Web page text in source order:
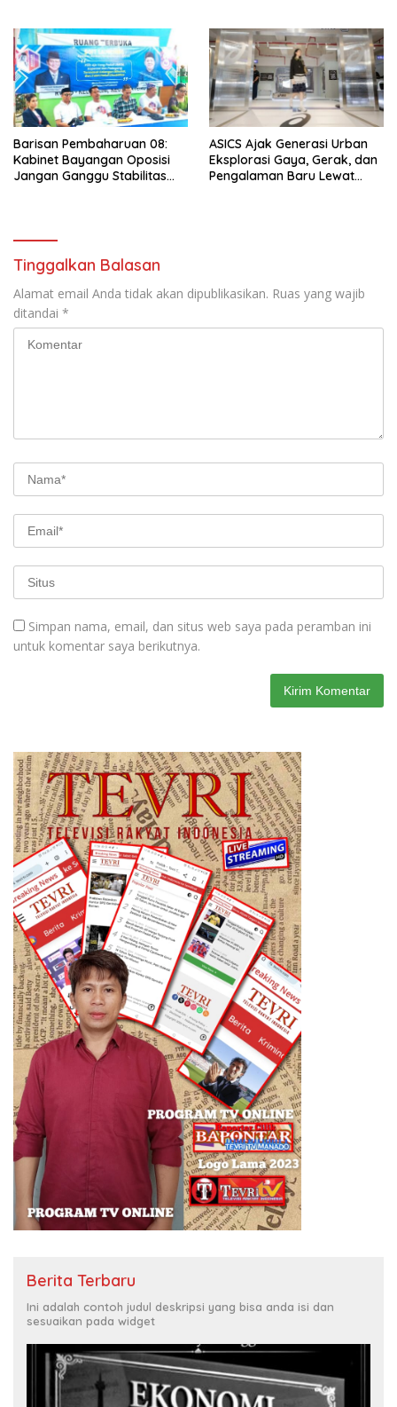
Barisan Pembaharuan 08:
Kabinet Bayangan Oposisi
Jangan Ganggu Stabilitas
ASICS Ajak Generasi Urban
Eksplorasi Gaya, Gerak, dan
Pengalaman Baru Lewat
Tinggalkan Balasan
Alamat email Anda tidak akan dipublikasikan. Ruas yang wajib
ditandai *
Simpan nama, email, dan situs web saya pada peramban ini
untuk komentar saya berikutnya.
Berita Terbaru
Ini adalah contoh judul deskripsi yang bisa anda isi dan
sesuaikan pada widget